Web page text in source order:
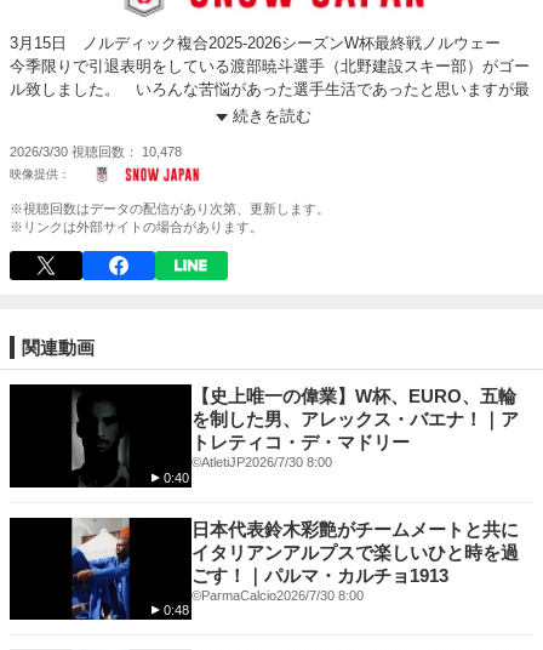
3月15日 ノルディック複合2025-2026シーズンW杯最終戦ノルウェー
今季限りで引退表明をしている渡部暁斗選手（北野建設スキー部）がゴー
ル致しました。 いろんな苦悩があった選手生活であったと思いますが最
後は「幸せ」と会場に言い残しノルディックスキーの聖地ホルメンコーレ
続きを読む
2026/3/30 視聴回数 10,478
※視聴回数はデータの配信があり次第、更新します。
※リンクは外部サイトの場合があります。
関連動画
0:40
【史上唯一の偉業】W杯、EURO、五輪
を制した男、アレックス・バエナ！｜ア
トレティコ・デ・マドリー
©️AtletiJP2026/7/30 8:00
0:48
日本代表鈴木彩艶がチームメートと共に
イタリアンアルプスで楽しいひと時を過
ごす！｜パルマ・カルチョ1913
©️ParmaCalcio2026/7/30 8:00